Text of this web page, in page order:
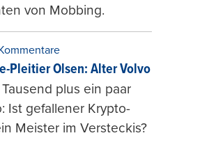
von Mobbing.
Pleitier Olsen: Alter Volvo
plus ein paar
Ist gefallener Krypto-
Meister im Versteckis?